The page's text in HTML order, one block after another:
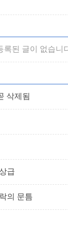
록된 글이 없습니
삭제됨
급
의 문틈